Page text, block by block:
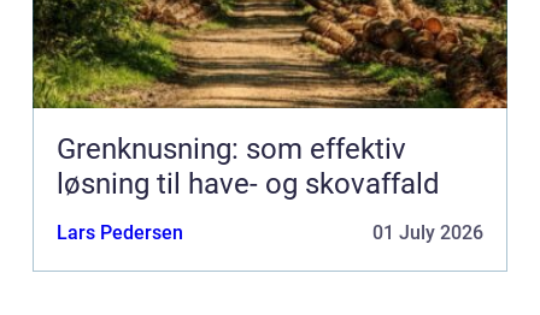
Grenknusning: som effektiv
løsning til have- og skovaffald
Lars Pedersen 01 July 2026